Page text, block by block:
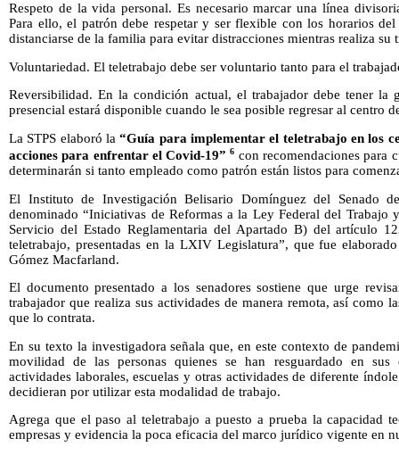
Respeto de la vida personal. Es necesario marcar una línea
Para ello, el patrón debe respetar y ser flexible con los horarios
distanciarse de la familia para evitar distracciones mientras realiza su
Voluntariedad. El teletrabajo debe ser voluntario tanto para el
Reversibilidad. En la condición actual, el trabajador debe tener la
presencial estará disponible cuando le sea posible regresar al centro
La STPS elaboró la“Guía para implementar el teletrabajo en los
acciones para enfrentar el Covid-19” 6 con recomendaciones para
determinarán si tanto empleado como patrón están listos para
El Instituto de Investigación Belisario Domínguez del Senado
denominado “Iniciativas de Reformas a la Ley Federal del Trabajo
Servicio del Estado Reglamentaria del Apartado B) del artículo
teletrabajo, presentadas en la LXIV Legislatura”, que fue
Gómez Macfarland.
El documento presentado a los senadores sostiene que urge
trabajador que realiza sus actividades de manera remota, así como
que lo contrata.
En su texto la investigadora señala que, en este contexto de
movilidad de las personas quienes se han resguardado en
actividades laborales, escuelas y otras actividades de diferente
decidieran por utilizar esta modalidad de trabajo.
Agrega que el paso al teletrabajo a puesto a prueba la capacidad
empresas y evidencia la poca eficacia del marco jurídico vigente en